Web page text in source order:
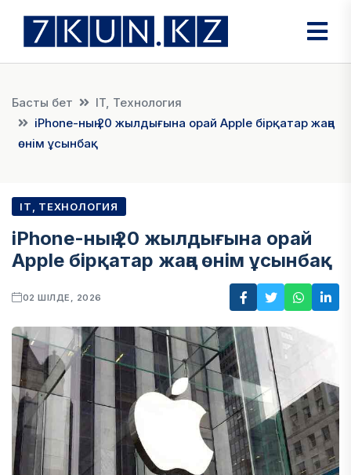
Басты бет
IT, Технология
iPhone-ның 20 жылдығына орай Apple бірқатар жаңа
өнім ұсынбақ
IT, ТЕХНОЛОГИЯ
iPhone-ның 20 жылдығына орай
Apple бірқатар жаңа өнім ұсынбақ
02 ШІЛДЕ, 2026